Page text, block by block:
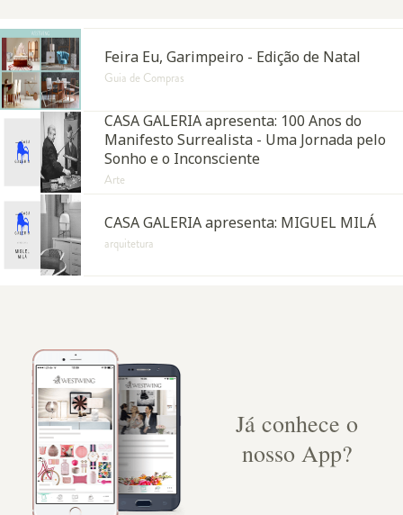
Feira Eu, Garimpeiro - Edição de Natal
Guia de Compras
CASA GALERIA apresenta: 100 Anos do
Manifesto Surrealista - Uma Jornada pelo
Sonho e o Inconsciente
Arte
CASA GALERIA apresenta: MIGUEL MILÁ
arquitetura
Já conhece o
nosso App?